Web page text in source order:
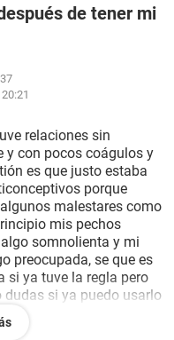
de tener mi
relaciones sin
y con pocos coágulos y
es que justo estaba
porque
malestares como
mis pechos
somnolienta y mi
preocupada, se que es
si ya tuve la regla pero
si ya puedo usarlo
relaciones, a la
desde que termino ya